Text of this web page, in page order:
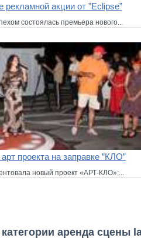
рекламной акции от ”Eclipse”
состоялась премьера нового...
проекта на заправке ”КЛО”
новый проект «АРТ-КЛО»:...
аренда сцены